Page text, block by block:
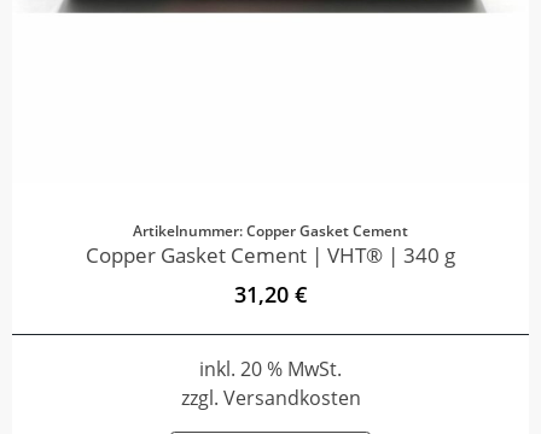
Artikelnummer: Copper Gasket Cement
Copper Gasket Cement | VHT® | 340 g
31,20 €
inkl. 20 % MwSt.
zzgl. Versandkosten